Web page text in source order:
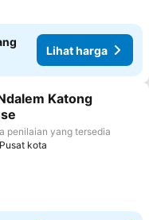
Lihat harga
ke favorit
Katong
penilaian yang tersedia
kota